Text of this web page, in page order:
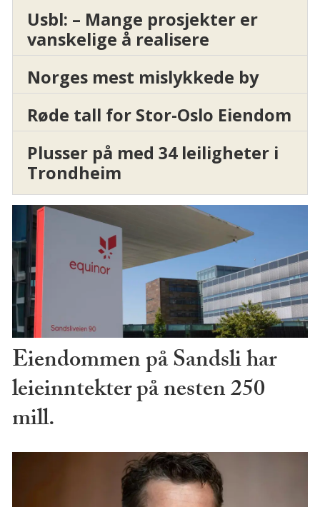
Usbl: – Mange prosjekter er
vanskelige å realisere
Norges mest mislykkede by
Røde tall for Stor-Oslo Eiendom
Plusser på med 34 leiligheter i
Trondheim
Eiendommen på Sandsli har
leieinntekter på nesten 250
mill.